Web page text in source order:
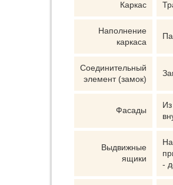
Каркас
Наполнение
каркаса
Соединительный
элемент (замок)
Фасады
Выдвижные
ящики
-